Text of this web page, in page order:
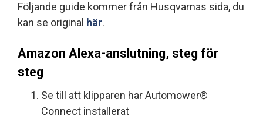
Följande guide kommer från Husqvarnas sida, du
kan se original här.
Amazon Alexa-anslutning, steg för
steg
Se till att klipparen har Automower®
Connect installerat